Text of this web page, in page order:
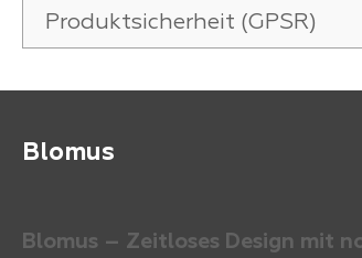
Produktsicherheit (GPSR)
Blomus
Blomus – Zeitloses Design mit